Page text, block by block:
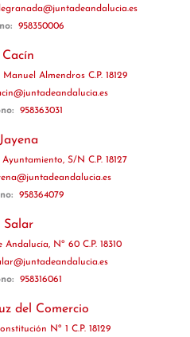
958350006
Cacín
Almendros C.P. 18129
958363031
Jayena
S/N C.P. 18127
958364079
Salar
Andalucía, Nº 60 C.P. 18310
958316061
del Comercio
Nº 1 C.P. 18129